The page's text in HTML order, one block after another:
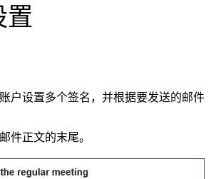
置
户设置多个签名，并根据要发送的邮件
件正文的末尾。